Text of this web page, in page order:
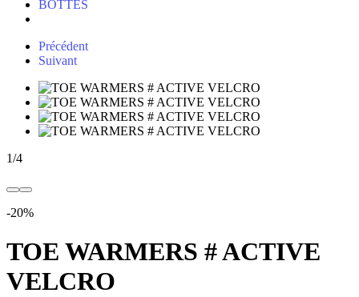
BOTTES
Précédent
Suivant
1/4
-20%
TOE WARMERS # ACTIVE
VELCRO